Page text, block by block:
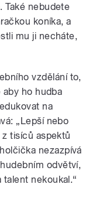
Také nebudete
koníka, a
mu ji necháte,
vzdělání to,
ho hudba
na
„Lepší nebo
tisíců aspektů
nezazpívá
odvětví,
talent nekoukal.“